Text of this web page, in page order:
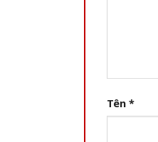
Tên *